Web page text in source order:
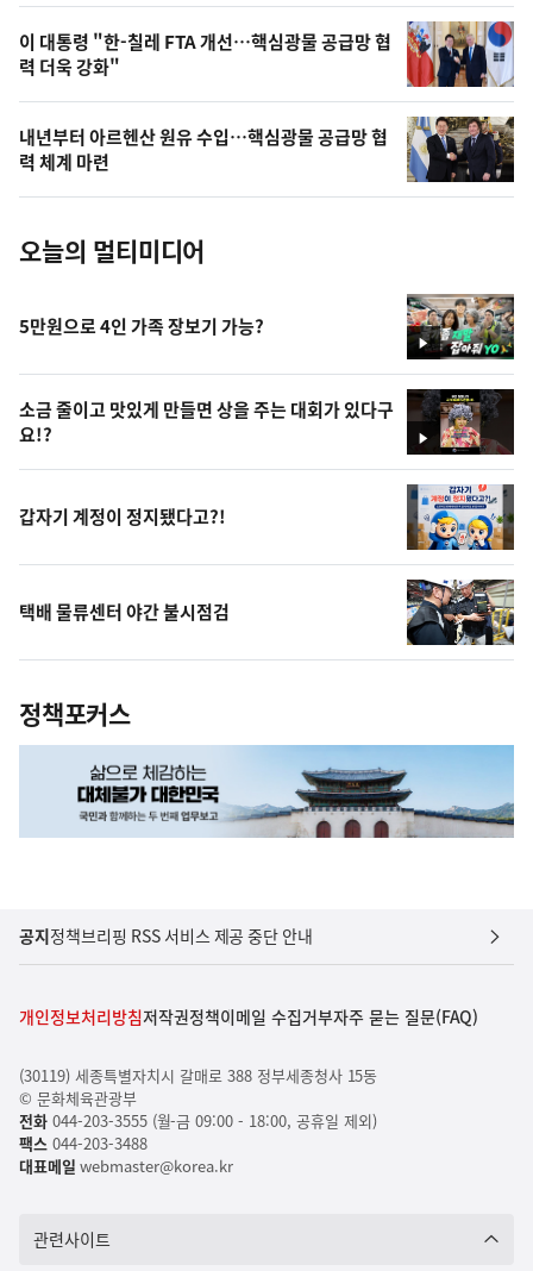
오
늘
의
사
진
이 대통령 "한-칠레 FTA 개선…핵심광물 공급망 협
력 더욱 강화"
내년부터 아르헨산 원유 수입…핵심광물 공급망 협
력 체계 마련
오늘의 멀티미디어
영
상
5만원으로 4인 가족 장보기 가능?
영
상
소금 줄이고 맛있게 만들면 상을 주는 대회가 있다구
요!?
갑자기 계정이 정지됐다고?!
택배 물류센터 야간 불시점검
정책포커스
공지정책브리핑 RSS 서비스 제공 중단 안내
개인정보처리방침저작권정책이메일 수집거부자주 묻는 질문(FAQ)
(30119) 세종특별자치시 갈매로 388 정부세종청사 15동
© 문화체육관광부
전화044-203-3555 (월-금 09:00 - 18:00, 공휴일 제외)
팩스 044-203-3488
대표메일 webmaster@korea.kr
관련사이트